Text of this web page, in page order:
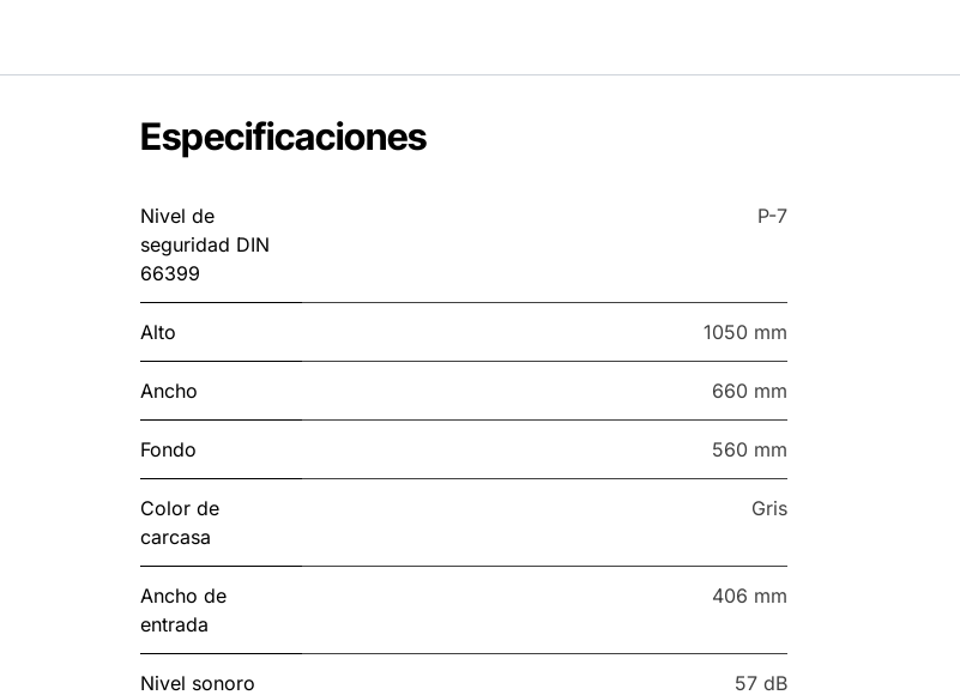
Especificaciones
Nivel de
seguridad DIN
66399
P-7
Alto 1050 mm
Ancho 660 mm
Fondo 560 mm
Color de
carcasa
Gris
Ancho de
entrada
406 mm
Nivel sonoro 57 dB